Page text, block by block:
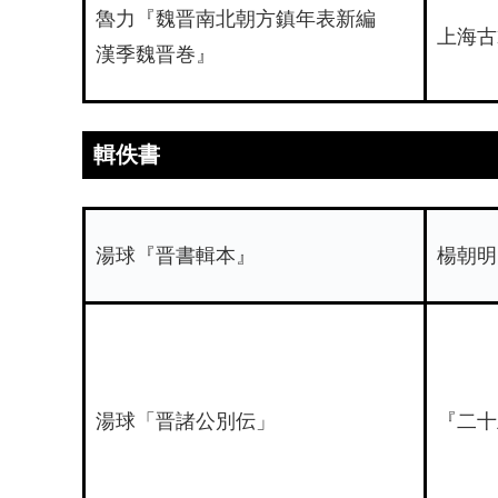
魯力『魏晋南北朝方鎮年表新編
漢季魏晋巻』
上海
輯佚書
湯球『晋書輯本』 楊朝
湯球「晋諸公別伝」 『二